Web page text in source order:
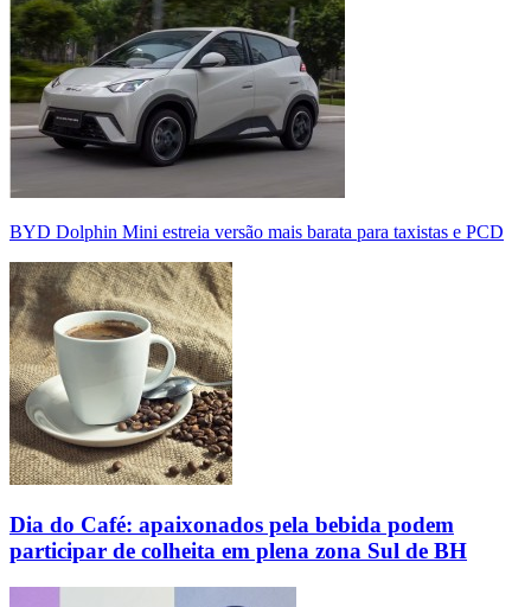
BYD Dolphin Mini estreia versão mais barata para taxistas e PCD
Dia do Café: apaixonados pela bebida podem
participar de colheita em plena zona Sul de BH